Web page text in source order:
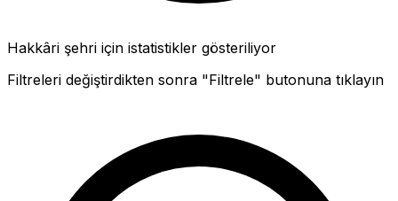
Hakkâri şehri için istatistikler gösteriliyor
Filtreleri değiştirdikten sonra "Filtrele" butonuna tıklayın